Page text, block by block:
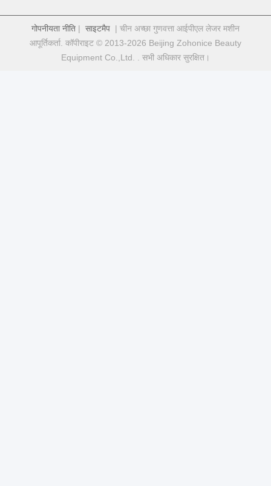
गोपनीयता नीति | साइटमैप | चीन अच्छा गुणवत्ता आईपीएल लेजर मशीन
आपूर्तिकर्ता. कॉपीराइट © 2013-2026 Beijing Zohonice Beauty
Equipment Co.,Ltd. . सभी अधिकार सुरक्षित।